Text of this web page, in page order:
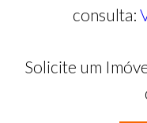
consulta:
Solicite um